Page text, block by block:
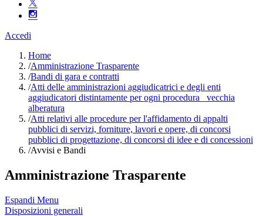
Accedi
Home
/Amministrazione Trasparente
/Bandi di gara e contratti
/Atti delle amministrazioni aggiudicatrici e degli enti
aggiudicatori distintamente per ogni procedura_ vecchia
alberatura
/Atti relativi alle procedure per l'affidamento di appalti
pubblici di servizi, forniture, lavori e opere, di concorsi
pubblici di progettazione, di concorsi di idee e di concessioni
/Avvisi e Bandi
Amministrazione Trasparente
Espandi Menu
Disposizioni generali